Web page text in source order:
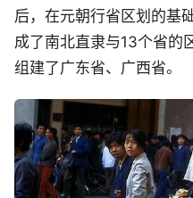
后，在元朝行省区划的基
成了南北直隶与13个省的
组建了广东省、广西省。